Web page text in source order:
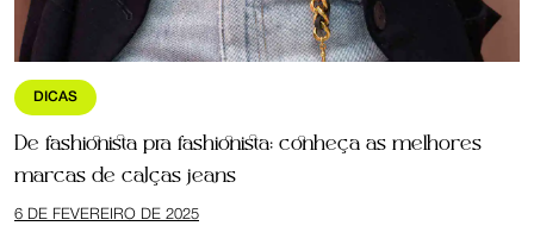
DICAS
De fashionista pra fashionista: conheça as melhores
marcas de calças jeans
6 DE FEVEREIRO DE 2025